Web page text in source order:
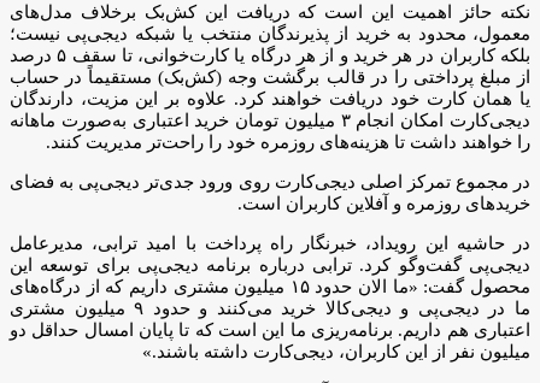
نکته حائز اهمیت این است که دریافت این کش‌بک برخلاف مدل‌های
معمول، محدود به خرید از پذیرندگان منتخب یا شبکه دیجی‌پی نیست؛
بلکه کاربران در هر خرید و از هر درگاه یا کارت‌خوانی، تا سقف ۵ درصد
از مبلغ پرداختی را در قالب برگشت وجه (کش‌بک) مستقیماً در حساب
یا همان کارت خود دریافت خواهند کرد. علاوه بر این مزیت، دارندگان
دیجی‌کارت امکان انجام ۳ میلیون تومان خرید اعتباری به‌صورت ماهانه
را خواهند داشت تا هزینه‌های روزمره خود را راحت‌تر مدیریت کنند.
در مجموع تمرکز اصلی دیجی‌کارت روی ورود جدی‌تر دیجی‌پی به فضای
خریدهای روزمره و آفلاین کاربران است.
در حاشیه این رویداد، خبرنگار راه پرداخت با امید ترابی، مدیرعامل
دیجی‌پی گفت‌وگو کرد. ترابی درباره برنامه دیجی‌پی برای توسعه این
محصول گفت: «ما الان حدود ۱۵ میلیون مشتری داریم که از درگاه‌های
ما در دیجی‌پی و دیجی‌کالا خرید می‌کنند و حدود ۹ میلیون مشتری
اعتباری هم داریم. برنامه‌ریزی ما این است که تا پایان امسال حداقل دو
میلیون نفر از این کاربران، دیجی‌کارت داشته باشند.»